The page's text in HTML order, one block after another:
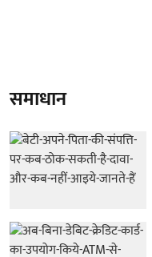
समाधान